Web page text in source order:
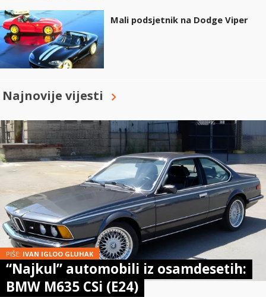
Mali podsjetnik na Dodge Viper
Najnovije vijesti
PIŠE: IVAN IGLOO GLUHAK
“Najkul” automobili iz osamdesetih:
BMW M635 CSi (E24)